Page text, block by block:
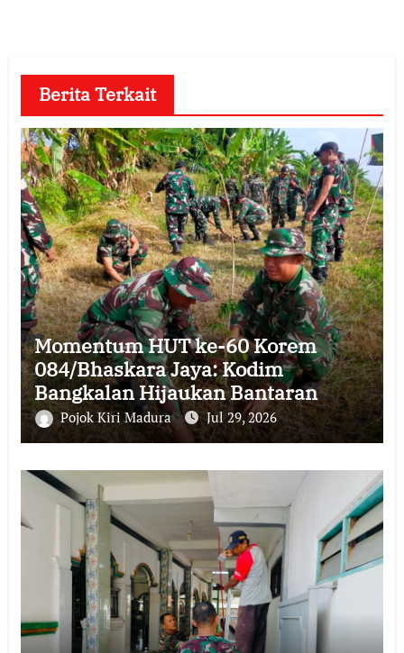
Berita Terkait
Momentum HUT ke-60 Korem
084/Bhaskara Jaya: Kodim
Bangkalan Hijaukan Bantaran
Sungai Bancaran
Pojok Kiri Madura Jul 29, 2026